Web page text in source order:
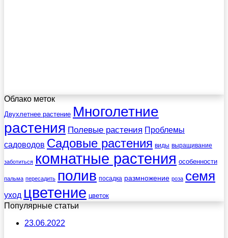
Облако меток
Двухлетнее растение Многолетние
растения Полевые растения Проблемы
садоводов Садовые растения виды выращивание
заботиться комнатные растения особенности
пальма пересадить полив посадка размножение роза семя
уход цветение цветок
Популярные статьи
23.06.2022